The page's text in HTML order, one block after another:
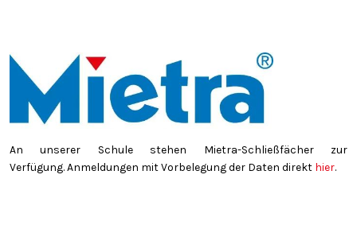
An unserer Schule stehen Mietra-Schließfächer zur
Verfügung. Anmeldungen mit Vorbelegung der Daten direkt hier.